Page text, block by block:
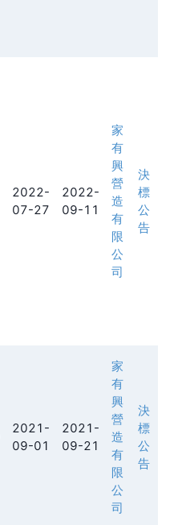
2022-
07-27
2022-
09-11
家
有
興
營
造
有
限
公
司
決
標
公
告
2021-
09-01
2021-
09-21
家
有
興
營
造
有
限
公
司
決
標
公
告